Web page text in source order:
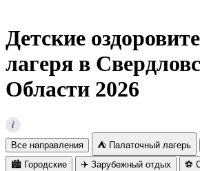
Детские
лагеря в
Области 2026
i
Все направления ⛺ Палаточный лагерь
🏙️ Городские
✈️ Зарубежный отдых
⚽